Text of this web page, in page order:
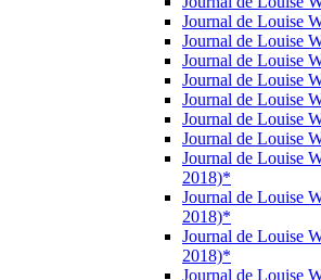
Journal de Louise
Journal de Louise
Journal de Louise
Journal de Louise
Journal de Louise
Journal de Louise
Journal de Louise
Journal de Louise
2018)*
Journal de Louise
2018)*
Journal de Louise
2018)*
Journal de Louise